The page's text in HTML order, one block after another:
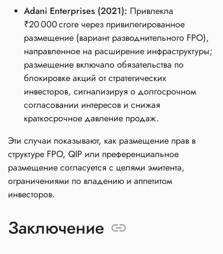
Adani Enterprises (2021): Привлекла
₹20 000 crore через привилегированное
размещение (вариант разводнительного FPO),
направленное на расширение инфраструктуры;
размещение включало обязательства по
блокировке акций от стратегических
инвесторов, сигнализируя о долгосрочном
согласовании интересов и снижая
краткосрочное давление продаж.
Эти случаи показывают, как размещение прав в
структуре FPO, QIP или преференциальное
размещение согласуется с целями эмитента,
ограничениями по владению и аппетитом
инвесторов.
Заключение